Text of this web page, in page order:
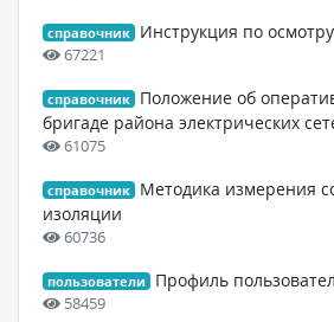
справочник Инструкция по
67221
справочник
Положение об
бригаде района электрических
61075
справочник
Методика измерения
изоляции
60736
пользователи Профиль
58459